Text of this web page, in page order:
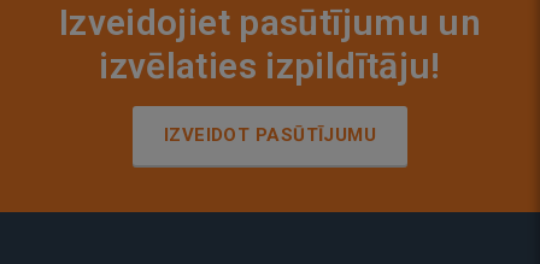
Izveidojiet pasūtījumu un
izvēlaties izpildītāju!
IZVEIDOT PASŪTĪJUMU